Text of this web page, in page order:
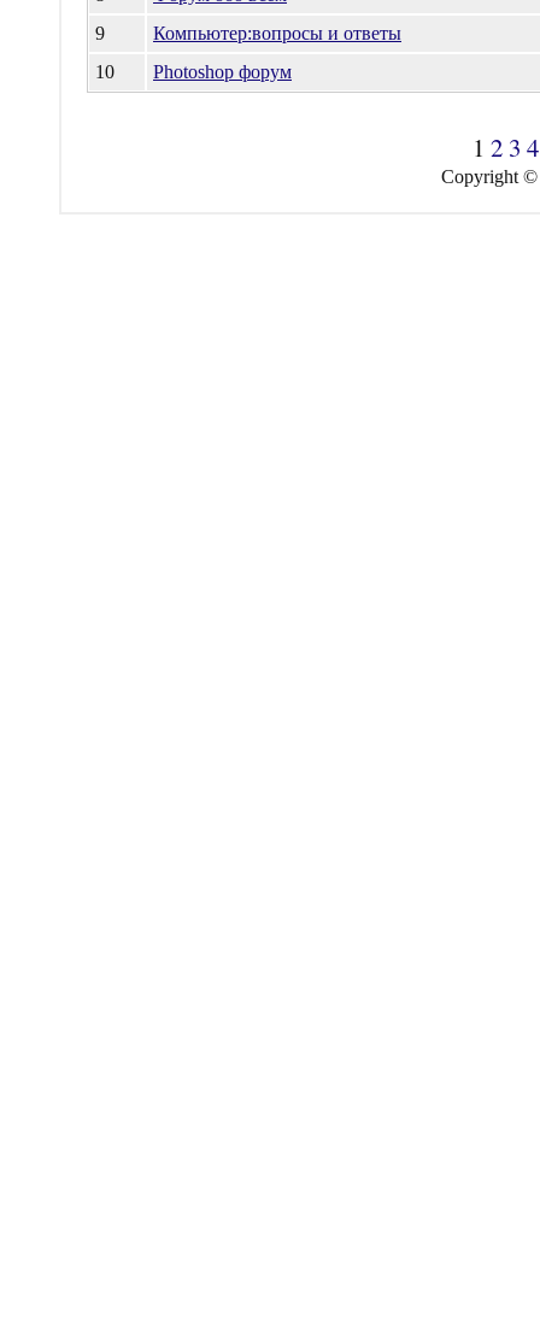
9
Компьютер:вопросы и ответы
10
Photoshop форум
1 2 3 4
Copyright